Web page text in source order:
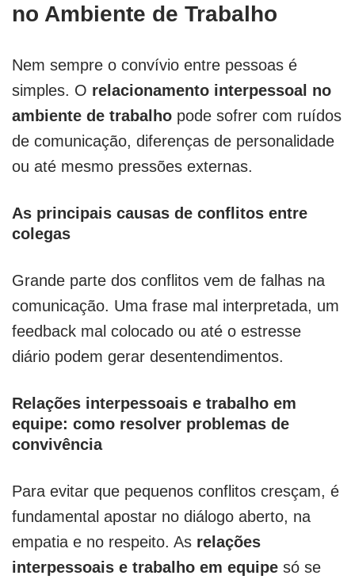
no Ambiente de Trabalho
Nem sempre o convívio entre pessoas é
simples. O relacionamento interpessoal no
ambiente de trabalho pode sofrer com ruídos
de comunicação, diferenças de personalidade
ou até mesmo pressões externas.
As principais causas de conflitos entre
colegas
Grande parte dos conflitos vem de falhas na
comunicação. Uma frase mal interpretada, um
feedback mal colocado ou até o estresse
diário podem gerar desentendimentos.
Relações interpessoais e trabalho em
equipe: como resolver problemas de
convivência
Para evitar que pequenos conflitos cresçam, é
fundamental apostar no diálogo aberto, na
empatia e no respeito. As relações
interpessoais e trabalho em equipe só se